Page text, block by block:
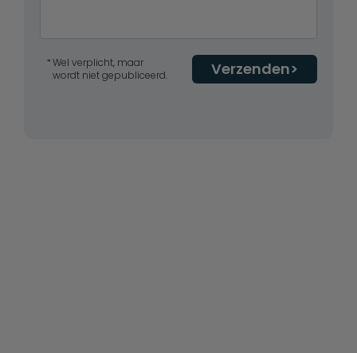
Verzenden
Wel verplicht, maar
wordt niet gepubliceerd.